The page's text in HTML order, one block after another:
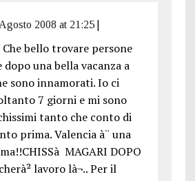
2008 at 21:25|
bello trovare persone
dopo una bella vacanza a
sono innamorati. Io ci
7 giorni e mi sono
tanto che conto di
prima. Valencia à¨ una
MAGARI DOPO
lavoro là¬.. Per il